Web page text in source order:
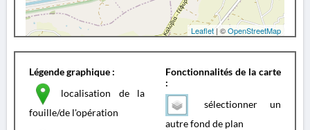
Leaflet | ©OpenStreetMap
Légende graphique :
localisation de la
fouille/de l'opération
Fonctionnalités de la carte
:
sélectionner un
autre fond de plan